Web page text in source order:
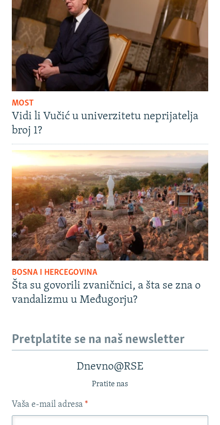
MOST
Vidi li Vučić u univerzitetu neprijatelja
broj 1?
BOSNA I HERCEGOVINA
Šta su govorili zvaničnici, a šta se zna o
vandalizmu u Međugorju?
Pretplatite se na naš newsletter
Dnevno@RSE
Pratite nas
Vaša e-mail adresa *